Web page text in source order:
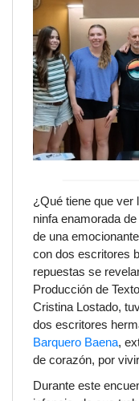
¿Qué tiene que ver
ninfa enamorada
de una
con dos escritores
repuestas se
Producción de
Cristina Lostado,
dos escritores
Barquero Baena,
de corazón, por
Durante este